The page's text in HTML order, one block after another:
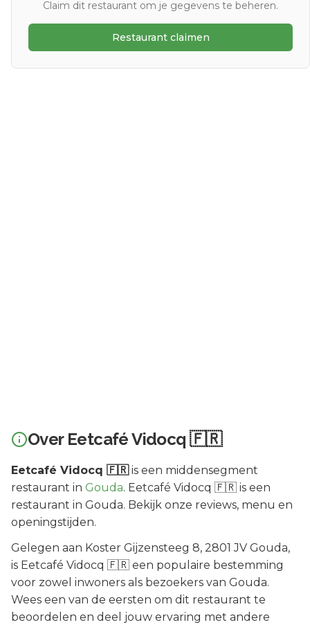
Claim dit restaurant om je gegevens te beheren.
Restaurant claimen
Over Eetcafé Vidocq 🇫🇷
Eetcafé Vidocq 🇫🇷is een middensegment
restaurant in Gouda. Eetcafé Vidocq 🇫🇷 is een
restaurant in Gouda. Bekijk onze reviews, menu en
openingstijden.
Gelegen aan Koster Gijzensteeg 8, 2801 JV Gouda,
is Eetcafé Vidocq 🇫🇷 een populaire bestemming
voor zowel inwoners als bezoekers van Gouda.
Wees een van de eersten om dit restaurant te
beoordelen en deel jouw ervaring met andere